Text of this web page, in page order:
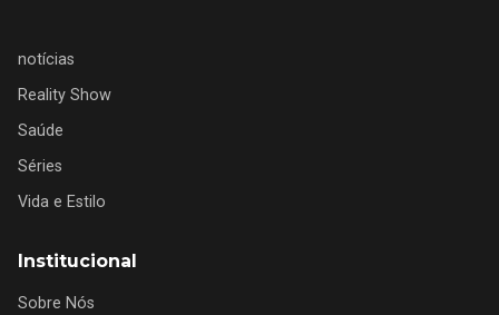
notícias
Reality Show
Saúde
Séries
Vida e Estilo
Institucional
Sobre Nós